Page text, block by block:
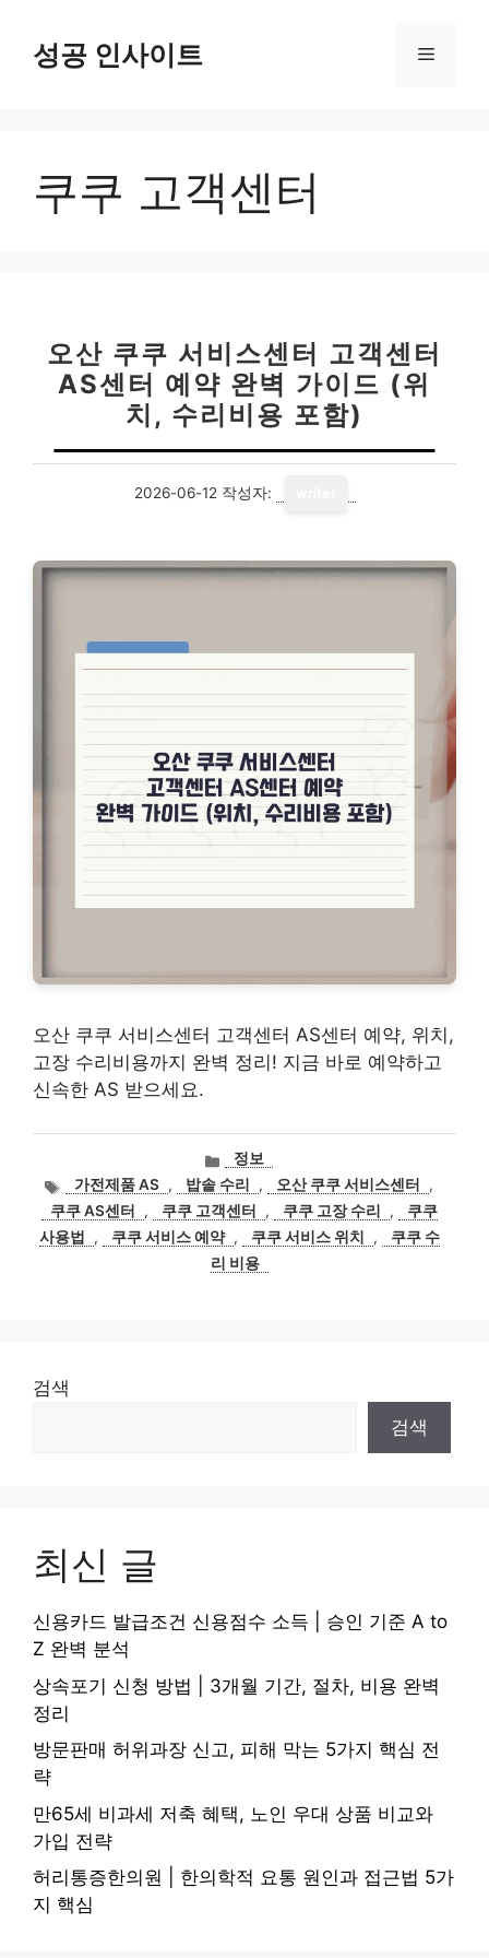
성공 인사이트 메
쿠쿠 고객센터
오산 쿠쿠 서비스센터 고객센터
AS센터 예약 완벽 가이드 (위
치, 수리비용 포함)
2026-06-12 작성자:
오산 쿠쿠 서비스센터 고객센터 AS센터 예약, 위치,
고장 수리비용까지 완벽 정리! 지금 바로 예약하고
신속한 AS 받으세요.
카
테
고
리
정보
태
그
가전제품 AS , 밥솥 수리 , 오산 쿠쿠 서비스센터
,
쿠쿠 AS센터
, 쿠쿠 고객센터 , 쿠쿠 고장 수리 ,
쿠쿠
사용법
, 쿠쿠 서비스 예약 , 쿠쿠 서비스 위치 ,
쿠쿠 수
리 비용
검색
검색
최신 글
신용카드 발급조건 신용점수 소득 | 승인 기준 A to
Z 완벽 분석
상속포기 신청 방법 | 3개월 기간, 절차, 비용 완벽
정리
방문판매 허위과장 신고, 피해 막는 5가지 핵심 전
략
만65세 비과세 저축 혜택, 노인 우대 상품 비교와
가입 전략
허리통증한의원 | 한의학적 요통 원인과 접근법 5가
지 핵심